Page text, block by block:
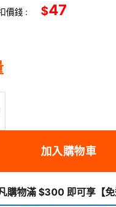
價錢 : $47
加入購物車
購物滿 $300 即可享 【